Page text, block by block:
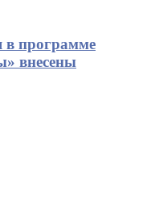
в программе
внесены